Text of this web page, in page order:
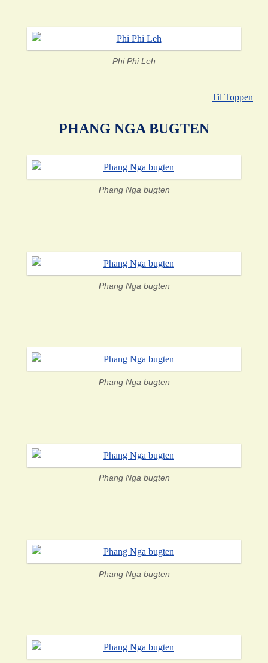
Phi Phi Leh
Til Toppen
PHANG NGA BUGTEN
Phang Nga bugten
Phang Nga bugten
Phang Nga bugten
Phang Nga bugten
Phang Nga bugten